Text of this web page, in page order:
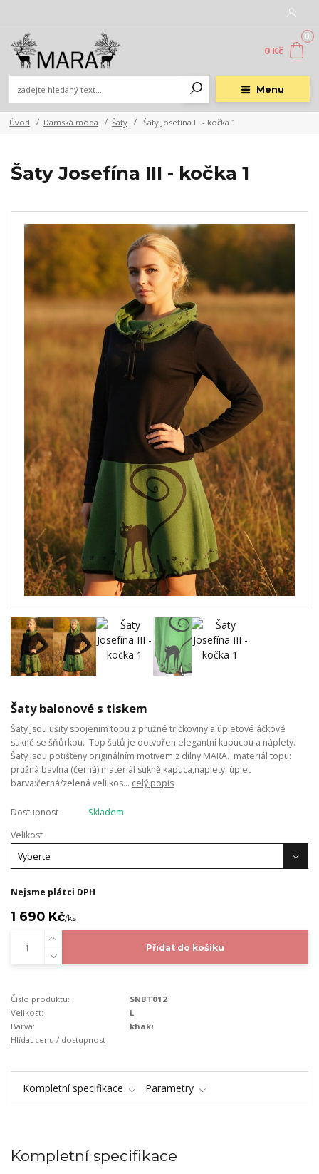
Menu
0
0 Kč
Úvod Dámská móda Šaty Šaty Josefína III - kočka 1
Šaty Josefína III - kočka 1
Šaty balonové s tiskem
Šaty jsou ušity spojením topu z pružné tričkoviny a úpletové áčkové
sukně se šňůrkou. Top šatů je dotvořen elegantní kapucou a náplety.
Šaty jsou potištěny originálním motivem z dílny MARA. materiál topu:
pružná bavlna (černá) materiál sukně,kapuca,náplety: úplet
barva:černá/zelená velilkos... celý popis
Dostupnost
Skladem
Velikost
Nejsme plátci DPH
1 690 Kč/ks
Přidat do košíku
Číslo produktu:
SNBT012
Velikost:
L
Barva:
khaki
Hlídat cenu / dostupnost
Kompletní specifikace Parametry
Kompletní specifikace